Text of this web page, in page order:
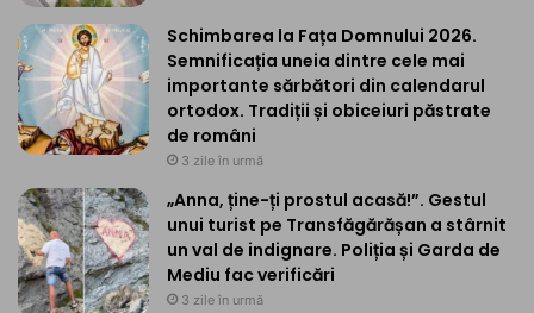
Schimbarea la Fața Domnului 2026.
Semnificația uneia dintre cele mai
importante sărbători din calendarul
ortodox. Tradiții și obiceiuri păstrate
de români
3 zile în urmă
„Anna, ține-ți prostul acasă!”. Gestul
unui turist pe Transfăgărășan a stârnit
un val de indignare. Poliția și Garda de
Mediu fac verificări
3 zile în urmă